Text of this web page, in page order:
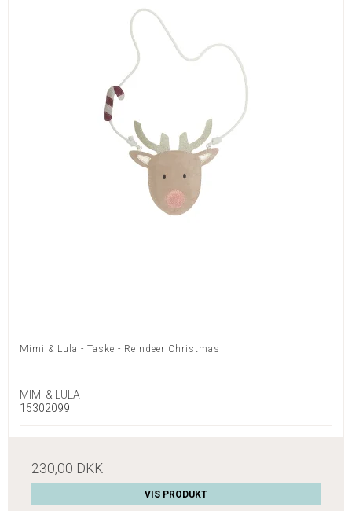
Mimi & Lula - Taske - Reindeer Christmas
MIMI & LULA
15302099
230,00 DKK
VIS PRODUKT